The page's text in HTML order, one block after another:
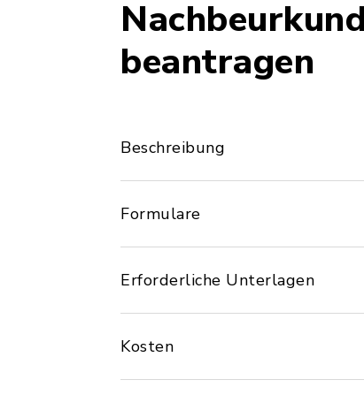
beantragen
Beschreibung
Formulare
Erforderliche Unterlagen
Kosten